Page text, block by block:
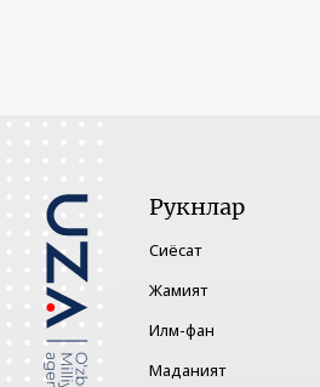
Рукнлар
Сиёсат
Жамият
Илм-фан
Маданият